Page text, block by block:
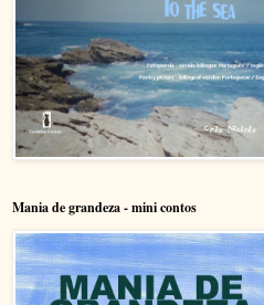
Mania de grandeza - mini contos